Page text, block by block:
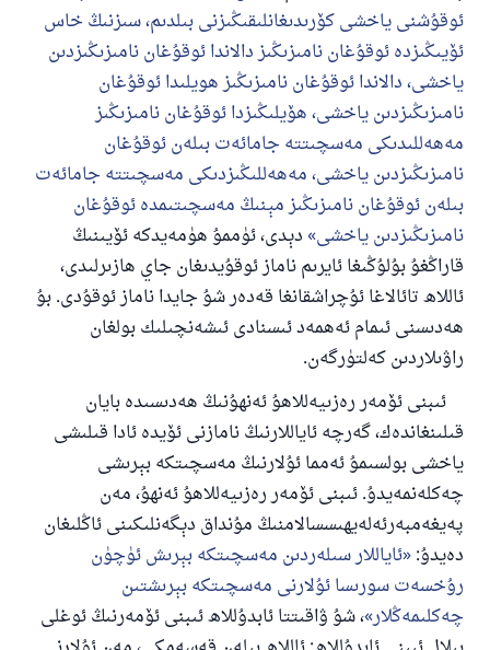
ئوقۇشنى ياخشى كۆرىدىغانلىقىڭىزنى بىلدىم، سىزنىڭ خاس
ئۆيىڭىزدە ئوقۇغان نامىزىڭىز دالاندا ئوقۇغان نامىزىڭىزدىن
ياخشى، دالاندا ئوقۇغان نامىزىڭىز ھويلىدا ئوقۇغان
نامىزىڭىزدىن ياخشى، ھۆيلىڭىزدا ئوقۇغان نامىزىڭىز
مەھەللىدىكى مەسچىتتە جامائەت بىلەن ئوقۇغان
نامىزىڭىزدىن ياخشى، مەھەللىڭىزدىكى مەسچىتتە جامائەت
بىلەن ئوقۇغان نامىزىڭىز مېنىڭ مەسچىتىمدە ئوقۇغان
نامىزىڭىزدىن ياخشى دېدى، ئۈممۇ ھۈمەيدكە ئۆيىنىڭ
قاراڭغۇ بۇلۇڭىغا ئايرىم ناماز ئوقۇيدىغان جاي ھازىرلىدى،
ئاللاھ تائالاغا ئۇچراشقانغا قەدەر شۇ جايدا ناماز ئوقۇدى. بۇ
ھەدىسنى ئىمام ئەھمەد ئىسنادى ئىشەنچىلىك بولغان
راۋىلاردىن كەلتۈرگەن.
ئىبنى ئۆمەر رەزىيەللاھۇ ئەنھۇنىڭ ھەدىسىدە بايان
قىلىنغاندەك، گەرچە ئاياللارنىڭ نامازنى ئۆيدە ئادا قىلىشى
ياخشى بولسىمۇ ئەمما ئۇلارنىڭ مەسچىتكە بېرىشى
چەكلەنمەيدۇ. ئىبنى ئۆمەر رەزىيەللاھۇ ئەنھۇ، مەن
پەيغەمبەرئەلەيھىسسالامنىڭ مۇنداق دېگەنلىكىنى ئاڭلىغان
دەيدۇ: ئاياللار سىلەردىن مەسچىتكە بېرىش ئۈچۈن
رۇخسەت سورىسا ئۇلارنى مەسچىتكە بېرىشتىن
چەكلىمەڭلار ، شۇ ۋاقىتتا ئابدۇللاھ ئىبنى ئۆمەرنىڭ ئوغلى
110845 - نومۇرلۇق سوئالنىڭ جاۋابى
ئائىلىنى ساقلاپ قالدى
ئۇممەتكە جاۋاپ بېرىشىمىزگە ياردەم قىلىڭ
پەيغەمبەرئەلەيھىسسالام مۇنداق دېگەن:
ياخشىلىققا باشلارپ قويغان كىشى قىلغۇچىغا
ئوخشاش ساۋاپقا ئېرىشىدۇ
مۇسلىم رىۋايەت قىلغان (1893) ھەدىس